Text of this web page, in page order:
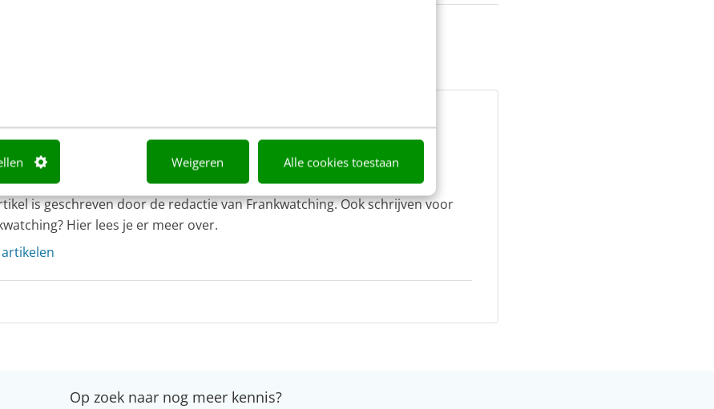
Weigeren Alle cookies toestaan
Frankwatching van Frankwatching
is geschreven door de redactie van Frankwatching. Ook schrijven voor
Hier lees je er meer over.
Op zoek naar nog meer kennis?